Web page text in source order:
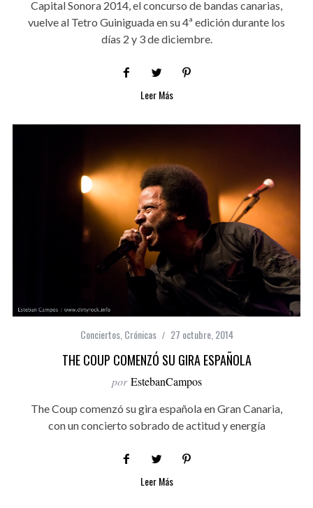
Capital Sonora 2014, el concurso de bandas canarias,
vuelve al Tetro Guiniguada en su 4ª edición durante los
días 2 y 3 de diciembre.
Leer Más
Conciertos, Crónicas 27 octubre, 2014
THE COUP COMENZÓ SU GIRA ESPAÑOLA
por EstebanCampos
The Coup comenzó su gira española en Gran Canaria,
con un concierto sobrado de actitud y energía
Leer Más